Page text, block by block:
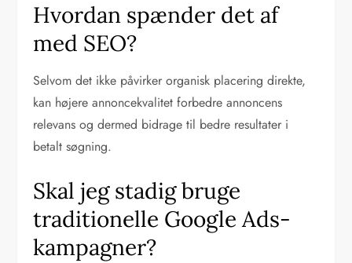
Hvordan spænder det af
med SEO?
Selvom det ikke påvirker organisk placering direkte,
kan højere annoncekvalitet forbedre annoncens
relevans og dermed bidrage til bedre resultater i
betalt søgning.
Skal jeg stadig bruge
traditionelle Google Ads-
kampagner?